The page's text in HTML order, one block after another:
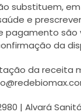
substituem,
e
da
da receita
| Alvará